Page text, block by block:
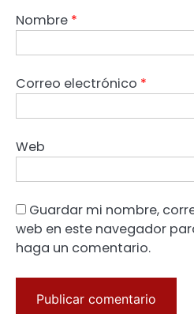
Nombre *
Correo electrónico *
Web
Guardar mi nombre,
web en este navegador
haga un comentario.